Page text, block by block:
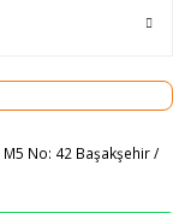
No: 42 Başakşehir /